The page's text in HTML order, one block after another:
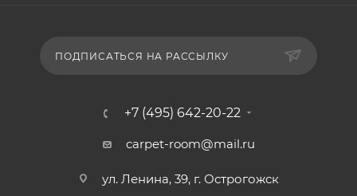
ПОДПИСАТЬСЯ НА РАССЫЛКУ
+7 (495) 642-20-22
carpet-room@mail.ru
ул. Ленина, 39, г. Острогожск